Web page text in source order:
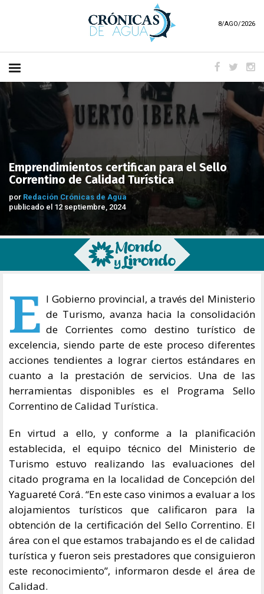
8/AGO/2026
Emprendimientos certifican para el Sello
Correntino de Calidad Turística
por Redación Crónicas de Agua
publicado el 12 septiembre, 2024
E l Gobierno provincial, a través del Ministerio
de Turismo, avanza hacia la consolidación
de Corrientes como destino turístico de
excelencia, siendo parte de este proceso diferentes
acciones tendientes a lograr ciertos estándares en
cuanto a la prestación de servicios. Una de las
herramientas disponibles es el Programa Sello
Correntino de Calidad Turística.
En virtud a ello, y conforme a la planificación
establecida, el equipo técnico del Ministerio de
Turismo estuvo realizando las evaluaciones del
citado programa en la localidad de Concepción del
Yaguareté Corá. “En este caso vinimos a evaluar a los
alojamientos turísticos que calificaron para la
obtención de la certificación del Sello Correntino. El
área con el que estamos trabajando es el de calidad
turística y fueron seis prestadores que consiguieron
este reconocimiento”, informaron desde el área de
Calidad.